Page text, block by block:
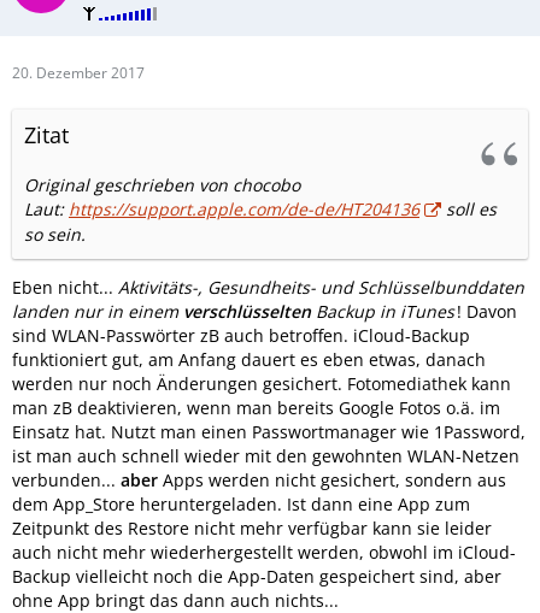
20. Dezember 2017
Zitat
Original geschrieben von chocobo
Laut: https://support.apple.com/de-de/HT204136
soll es
so sein.
Eben nicht... Aktivitäts-, Gesundheits- und Schlüsselbunddaten
landen nur in einem verschlüsselten Backup in iTunes! Davon
sind WLAN-Passwörter zB auch betroffen. iCloud-Backup
funktioniert gut, am Anfang dauert es eben etwas, danach
werden nur noch Änderungen gesichert. Fotomediathek kann
man zB deaktivieren, wenn man bereits Google Fotos o.ä. im
Einsatz hat. Nutzt man einen Passwortmanager wie 1Password,
ist man auch schnell wieder mit den gewohnten WLAN-Netzen
verbunden... aber Apps werden nicht gesichert, sondern aus
dem App_Store heruntergeladen. Ist dann eine App zum
Zeitpunkt des Restore nicht mehr verfügbar kann sie leider
auch nicht mehr wiederhergestellt werden, obwohl im iCloud-
Backup vielleicht noch die App-Daten gespeichert sind, aber
ohne App bringt das dann auch nichts...